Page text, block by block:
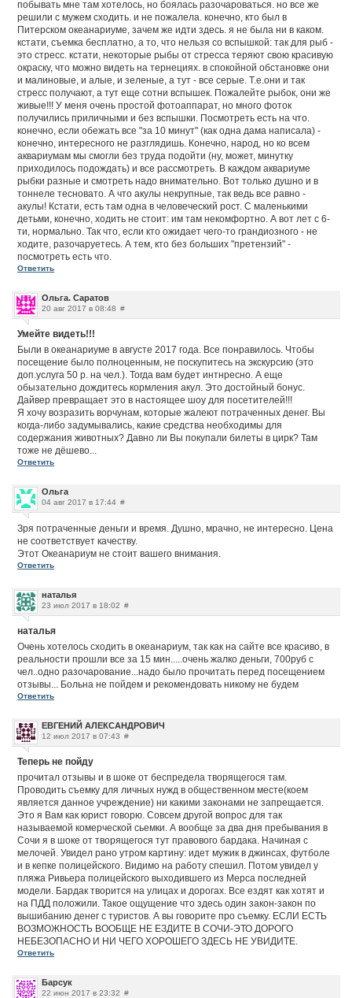
побывать мне там хотелось, но боялась разочароваться. но все же
решили с мужем сходить. и не пожалела. конечно, кто был в
Питерском океанариуме, зачем же идти здесь. я не была ни в каком.
кстати, съемка бесплатно, а то, что нельзя со вспышкой: так для рыб -
это стресс. кстати, некоторые рыбы от стресса теряют свою красивую
окраску, что можно видеть на тернециях. в спокойной обстановке они
и малиновые, и алые, и зеленые, а тут - все серые. Т.е.они и так
стресс получают, а тут еще сотни вспышек. Пожалейте рыбок, они же
живые!!! У меня очень простой фотоаппарат, но много фоток
получились приличными и без вспышки. Посмотреть есть на что.
конечно, если обежать все "за 10 минут" (как одна дама написала) -
конечно, интересного не разглядишь. Конечно, народ, но ко всем
аквариумам мы смогли без труда подойти (ну, может, минутку
приходилось подождать) и все рассмотреть. В каждом аквариуме
рыбки разные и смотреть надо внимательно. Вот только душно и в
тоннеле тесновато. А что акулы некрупные, так ведь все равно -
акулы! Кстати, есть там одна в человеческий рост. С маленькими
детьми, конечно, ходить не стоит: им там некомфортно. А вот лет с 6-
ти, нормально. Так что, если кто ожидает чего-то грандиозного - не
ходите, разочаруетесь. А тем, кто без больших "претензий" -
посмотреть есть что.
Ответить
Ольга. Саратов
20 авг 2017 в 08:48 #
Умейте видеть!!!
Были в океанариуме в августе 2017 года. Все понравилось. Чтобы
посещение было полноценным, не поскупитесь на экскурсию (это
доп.услуга 50 р. на чел.). Тогда вам будет интнресно. А еще
обызательно дождитесь кормления акул. Это достойный бонус.
Дайвер превращает это в настоящее шоу для посетителей!!!
Я хочу возразить ворчунам, которые жалеют потраченных денег. Вы
когда-либо задумывались, какие средства необходимы для
содержания животных? Давно ли Вы покупали билеты в цирк? Там
тоже не дёшево...
Ответить
Ольга
04 авг 2017 в 17:44 #
Зря потраченные деньги и время. Душно, мрачно, не интересно. Цена
не соответствует качеству.
Этот Океанариум не стоит вашего внимания.
Ответить
наталья
23 июл 2017 в 18:02 #
наталья
Очень хотелось сходить в океанариум, так как на сайте все красиво, в
реальности прошли все за 15 мин.....очень жалко деньги, 700руб с
чел..одно разочарование...надо было прочитать перед посещением
отзывы... Больна не пойдем и рекомендовать никому не будем
Ответить
ЕВГЕНИЙ АЛЕКСАНДРОВИЧ
12 июл 2017 в 07:43 #
Теперь не пойду
прочитал отзывы и в шоке от беспредела творящегося там.
Проводить съемку для личных нужд в общественном месте(коем
является данное учреждение) ни какими законами не запрещается.
Это я Вам как юрист говорю. Совсем другой вопрос для так
называемой комерческой сьемки. А вообще за два дня пребывания в
Сочи я в шоке от творящегося тут правового бардака. Начиная с
мелочей. Увидел рано утром картину: идет мужик в джинсах, футболе
и в кепке полицейского. Видимо на работу спешил. Потом увидел у
пляжа Ривьера полицейского выходившего из Мерса последней
модели. Бардак творится на улицах и дорогах. Все ездят как хотят и
на ПДД положили. Такое ощущение что здесь один закон-закон по
вышибанию денег с туристов. А вы говорите про съемку. ЕСЛИ ЕСТЬ
ВОЗМОЖНОСТЬ ВООБЩЕ НЕ ЕЗДИТЕ В СОЧИ-ЭТО ДОРОГО
НЕБЕЗОПАСНО И НИ ЧЕГО ХОРОШЕГО ЗДЕСЬ НЕ УВИДИТЕ.
Ответить
Барсук
22 июн 2017 в 23:32 #